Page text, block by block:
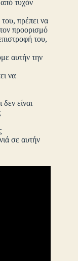
τυχόν
πρέπει να
προορισμό
του,
αυτήν την
να
είναι
σε αυτήν